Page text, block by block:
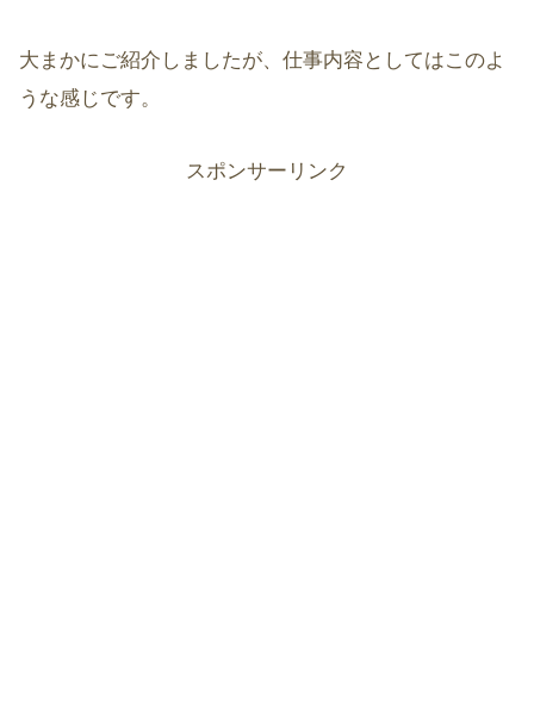
大まかにご紹介しましたが、仕事内容としてはこのよ
うな感じです。
スポンサーリンク